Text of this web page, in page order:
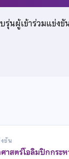
รุ่นผู้เข้าร่วมแข่ง
ขัน
สตร์โอลิมปิกกระห